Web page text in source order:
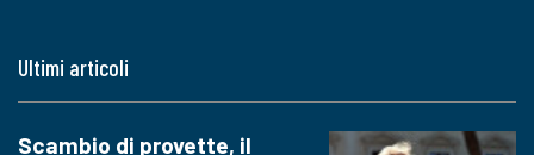
Ultimi articoli
Scambio di provette, il